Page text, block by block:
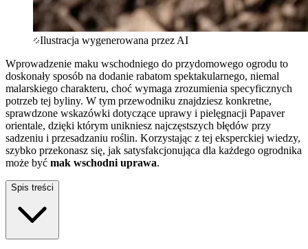
Ilustracja wygenerowana przez AI
Wprowadzenie maku wschodniego do przydomowego ogrodu to
doskonały sposób na dodanie rabatom spektakularnego, niemal
malarskiego charakteru, choć wymaga zrozumienia specyficznych
potrzeb tej byliny. W tym przewodniku znajdziesz konkretne,
sprawdzone wskazówki dotyczące uprawy i pielęgnacji Papaver
orientale, dzięki którym unikniesz najczęstszych błędów przy
sadzeniu i przesadzaniu roślin. Korzystając z tej eksperckiej wiedzy,
szybko przekonasz się, jak satysfakcjonująca dla każdego ogrodnika
może być mak wschodni uprawa.
Spis treści